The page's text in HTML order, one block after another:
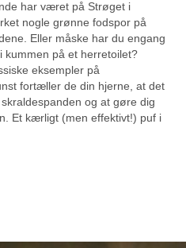
har været på Strøget i
nogle grønne fodspor på
Eller måske har du engang
kummen på et herretoilet?
eksempler på
fortæller de din hjerne, at det
og at gøre dig
Et kærligt (men effektivt!) puf i